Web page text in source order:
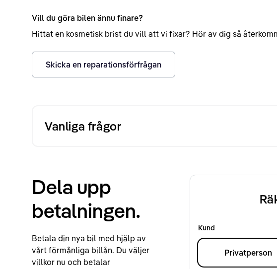
Vill du göra bilen ännu finare?
Hittat en kosmetisk brist du vill att vi fixar? Hör av dig så
Skicka en reparationsförfrågan
Vanliga frågor
Dela upp
betalningen.
Betala din nya bil med hjälp av
vårt förmånliga billån. Du väljer
villkor nu och betalar
Kund
Privatperson